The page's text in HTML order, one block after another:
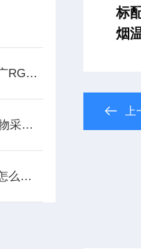
降尘监测工作怎么做？容广RGAJ-3 一机解决！
JJG 943-2011总悬浮颗粒物采样器介绍
空气降尘在线监测系统是怎么工作的？
标
烟